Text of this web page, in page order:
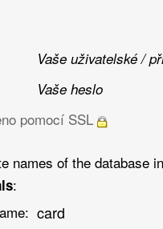
Vaše uživatelské /
Vaše heslo
pomocí SSL
names of the database
:
card